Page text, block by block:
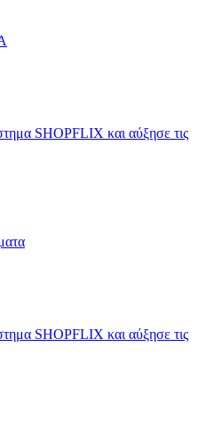
SHOPFLIX και αύξησε τις
SHOPFLIX και αύξησε τις